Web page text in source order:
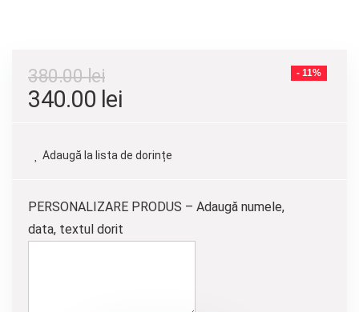
- 11%
380.00lei
Prețul
fost:
340.00 lei
este:
340.00 lei.
Adaugă la lista de dorințe
PERSONALIZARE PRODUS – Adaugă numele,
data, textul dorit